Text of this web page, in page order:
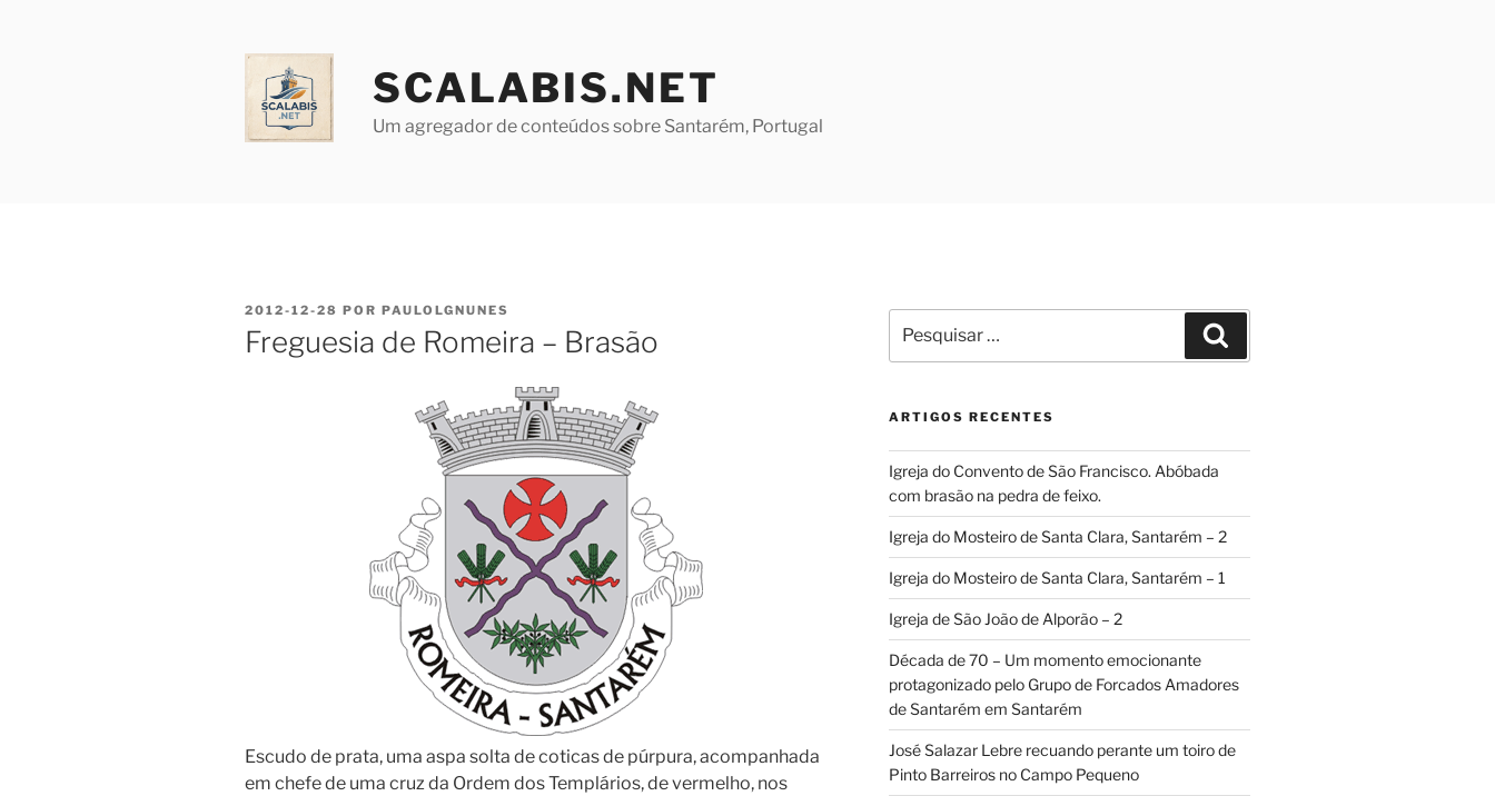
SCALABIS.NET
Um agregador de conteúdos sobre Santarém, Portugal
PUBLICADO
EM
2012-12-28 POR PAULOLGNUNES
Freguesia de Romeira – Brasão
Escudo de prata, uma aspa solta de coticas de púrpura, acompanhada
em chefe de uma cruz da Ordem dos Templários, de vermelho, nos
por:
ARTIGOS RECENTES
Igreja do Convento de São Francisco. Abóbada
com brasão na pedra de feixo.
Igreja do Mosteiro de Santa Clara, Santarém – 2
Igreja do Mosteiro de Santa Clara, Santarém – 1
Igreja de São João de Alporão – 2
Década de 70 – Um momento emocionante
protagonizado pelo Grupo de Forcados Amadores
de Santarém em Santarém
José Salazar Lebre recuando perante um toiro de
Pinto Barreiros no Campo Pequeno